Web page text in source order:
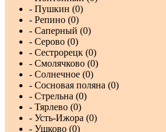
- Пушкин (0)
- Репино (0)
- Саперный (0)
- Серово (0)
- Сестрорецк (0)
- Смолячково (0)
- Солнечное (0)
- Сосновая поляна (0)
- Стрельна (0)
- Тярлево (0)
- Усть-Ижора (0)
- Ушково (0)